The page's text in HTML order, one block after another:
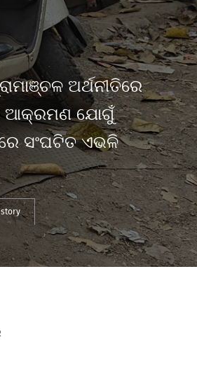
ଅର୍ଥନୀତିରେ
ଆକ୍ରମଣ ଯୋଗୁଁ
ସଂଘଟିତ ଏଭଳି